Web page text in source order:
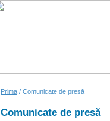
Prima / Comunicate de presă
Comunicate de presă